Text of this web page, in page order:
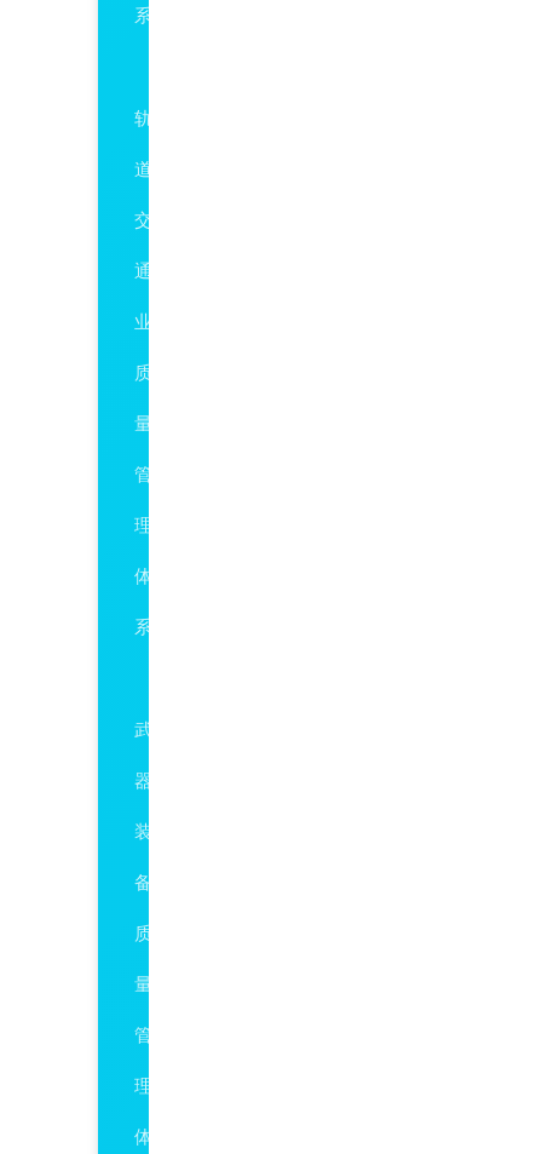
系
轨
道
交
通
业
质
量
管
理
体
系
武
器
装
备
质
量
管
理
体